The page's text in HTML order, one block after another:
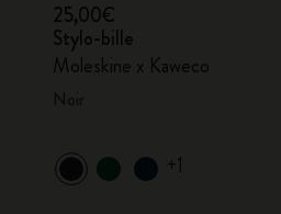
25,00€
Stylo-bille
Moleskine x Kaweco
+1